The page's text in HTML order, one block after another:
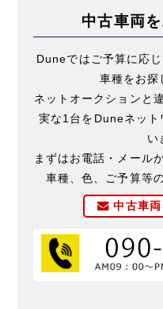
中古車両
Duneではご予算に応
車種をお探
ネットオークションと
実な1台をDuneネット
い
まずはお電話・メール
車種、色、ご予算等
中古車